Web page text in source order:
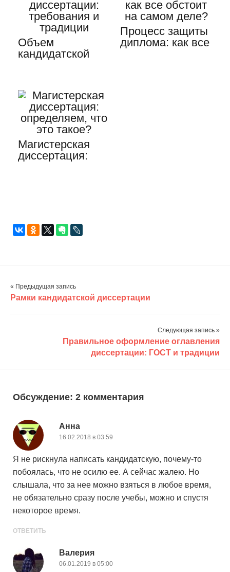
Объем
кандидатской
традиции
Процесс защиты
диплома: как все
Магистерская
диссертация:
« Предыдущая запись
Рамки кандидатской диссертации
Следующая запись »
Правильное оформление оглавления
диссертации: ГОСТ и традиции
Обсуждение: 2 комментария
Анна
16.02.2018 в 03:59
Я не рискнула написать кандидатскую, почему-то
побоялась, что не осилю ее. А сейчас жалею. Но
слышала, что за нее можно взяться в любое время,
не обязательно сразу после учебы, можно и спустя
некоторое время.
ОТВЕТИТЬ
Валерия
06.01.2019 в 05:00